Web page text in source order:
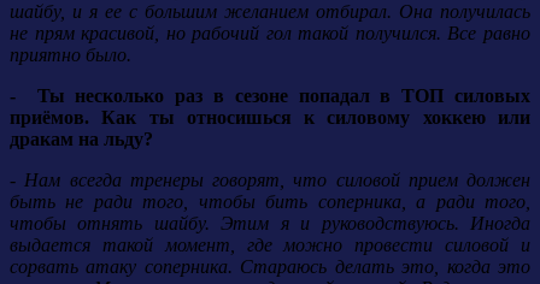
шайбу, и я ее с большим желанием отбирал. Она получилась
не прям красивой, но рабочий гол такой получился. Все равно
приятно было.
- Ты несколько раз в сезоне попадал в ТОП силовых
приёмов. Как ты относишься к силовому хоккею или
дракам на льду?
- Нам всегда тренеры говорят, что силовой прием должен
быть не ради того, чтобы бить соперника, а ради того,
чтобы отнять шайбу. Этим я и руководствуюсь. Иногда
выдается такой момент, где можно провести силовой и
сорвать атаку соперника. Стараюсь делать это, когда это